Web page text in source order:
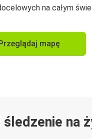
na całym
mapę
na